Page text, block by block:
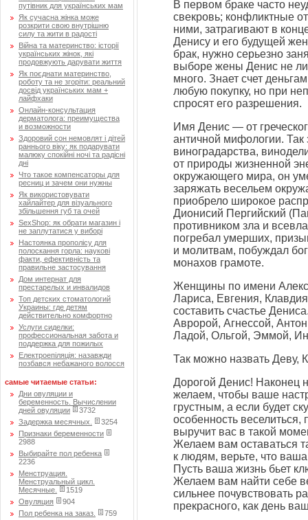
путівник для українських мам
Як сучасна жінка може
розкрити свою внутрішню
силу та жити в радості
Війна та материнство: історії
українських жінок, які
продовжують дарувати життя
Як поєднати материнство,
роботу та не згоріти: реальний
досвід українських мам +
лайфхаки
Онлайн-консультация
дерматолога: преимущества
и возможности
Здоровий сон немовлят і дітей
раннього віку: як подарувати
малюку спокійні ночі та радісні
дні
Что такое компенсаторы для
ресниц и зачем они нужны
Як використовувати
хайлайтер для візуального
збільшення губ та очей
SexShop: як обрати магазин і
не заплутатися у виборі
Настоянка прополісу для
полоскання горла: наукові
факти, ефективність та
правильне застосування
Дом интернат для
престарелых и инвалидов
Топ детских стоматологий
Украины: где детям
действительно комфортно
Услуги сиделки:
профессиональная забота и
поддержка для пожилых
Електроепіляція: назавжди
позбався небажаного волосся
самые читаемые статьи:
Дни овуляции и
беременность. Вычислении
дней овуляции
3732
Задержка месячных.
3254
Признаки беременности
2988
Выбирайте пол ребенка
2236
Менструация.
Менструальный цикл.
Месячные.
1519
Овуляция
904
Пол ребенка на заказ.
759
В первом браке часто
свекровь; конфликтные
ними, затрагивают в
Денису и его будущей
брак, нужно серьезно
выборе жены Денис не
много. Знает счет
любую покупку, но при
спросят его разрешения.
Имя Денис — от
античной мифологии.
виноградарства,
от природы жизненной
окружающего мира, он
заряжать весельем
приобрело широкое
Дионисий Пергийский
противником зла и
погребал умерших,
и молитвам, побуждал
монахов грамоте.
Женщины по имени
Лариса, Евгения,
составить счастье
Авророй, Агнессой,
Ладой, Ольгой, Эммой,
Так можно назвать Деву,
Дорогой Денис! Наконец
желаем, чтобы ваше
грустным, а если будет
особенность веселиться,
выручит вас в такой
Желаем вам оставаться
к людям, верьте, что
Пусть ваша жизнь бьет
Желаем вам найти себе
сильнее почувствовать
прекрасного, как день